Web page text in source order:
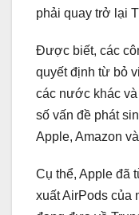
phải quay trở lại
Được biết, các
quyết định từ bỏ
các nước khác và
số vấn đề phát
Apple, Amazon
Cụ thể, Apple đã
xuất AirPods của